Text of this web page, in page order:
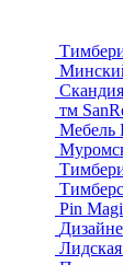
Скандия
тм
Мебель
Тимберс
Pin